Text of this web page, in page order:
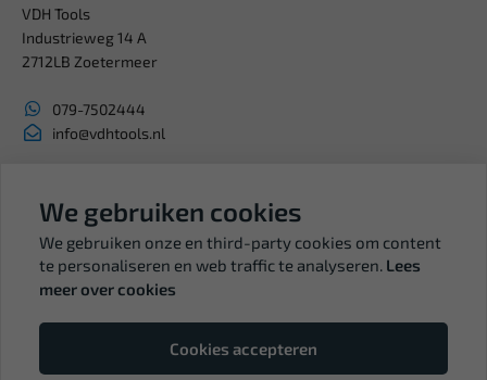
VDH Tools
Industrieweg 14 A
2712LB Zoetermeer
079-7502444
info@vdhtools.nl
BTW: NL819958657B01
We gebruiken cookies
We gebruiken onze en third-party cookies om content
te personaliseren en web traffic te analyseren. Lees
meer over cookies
Cookies accepteren